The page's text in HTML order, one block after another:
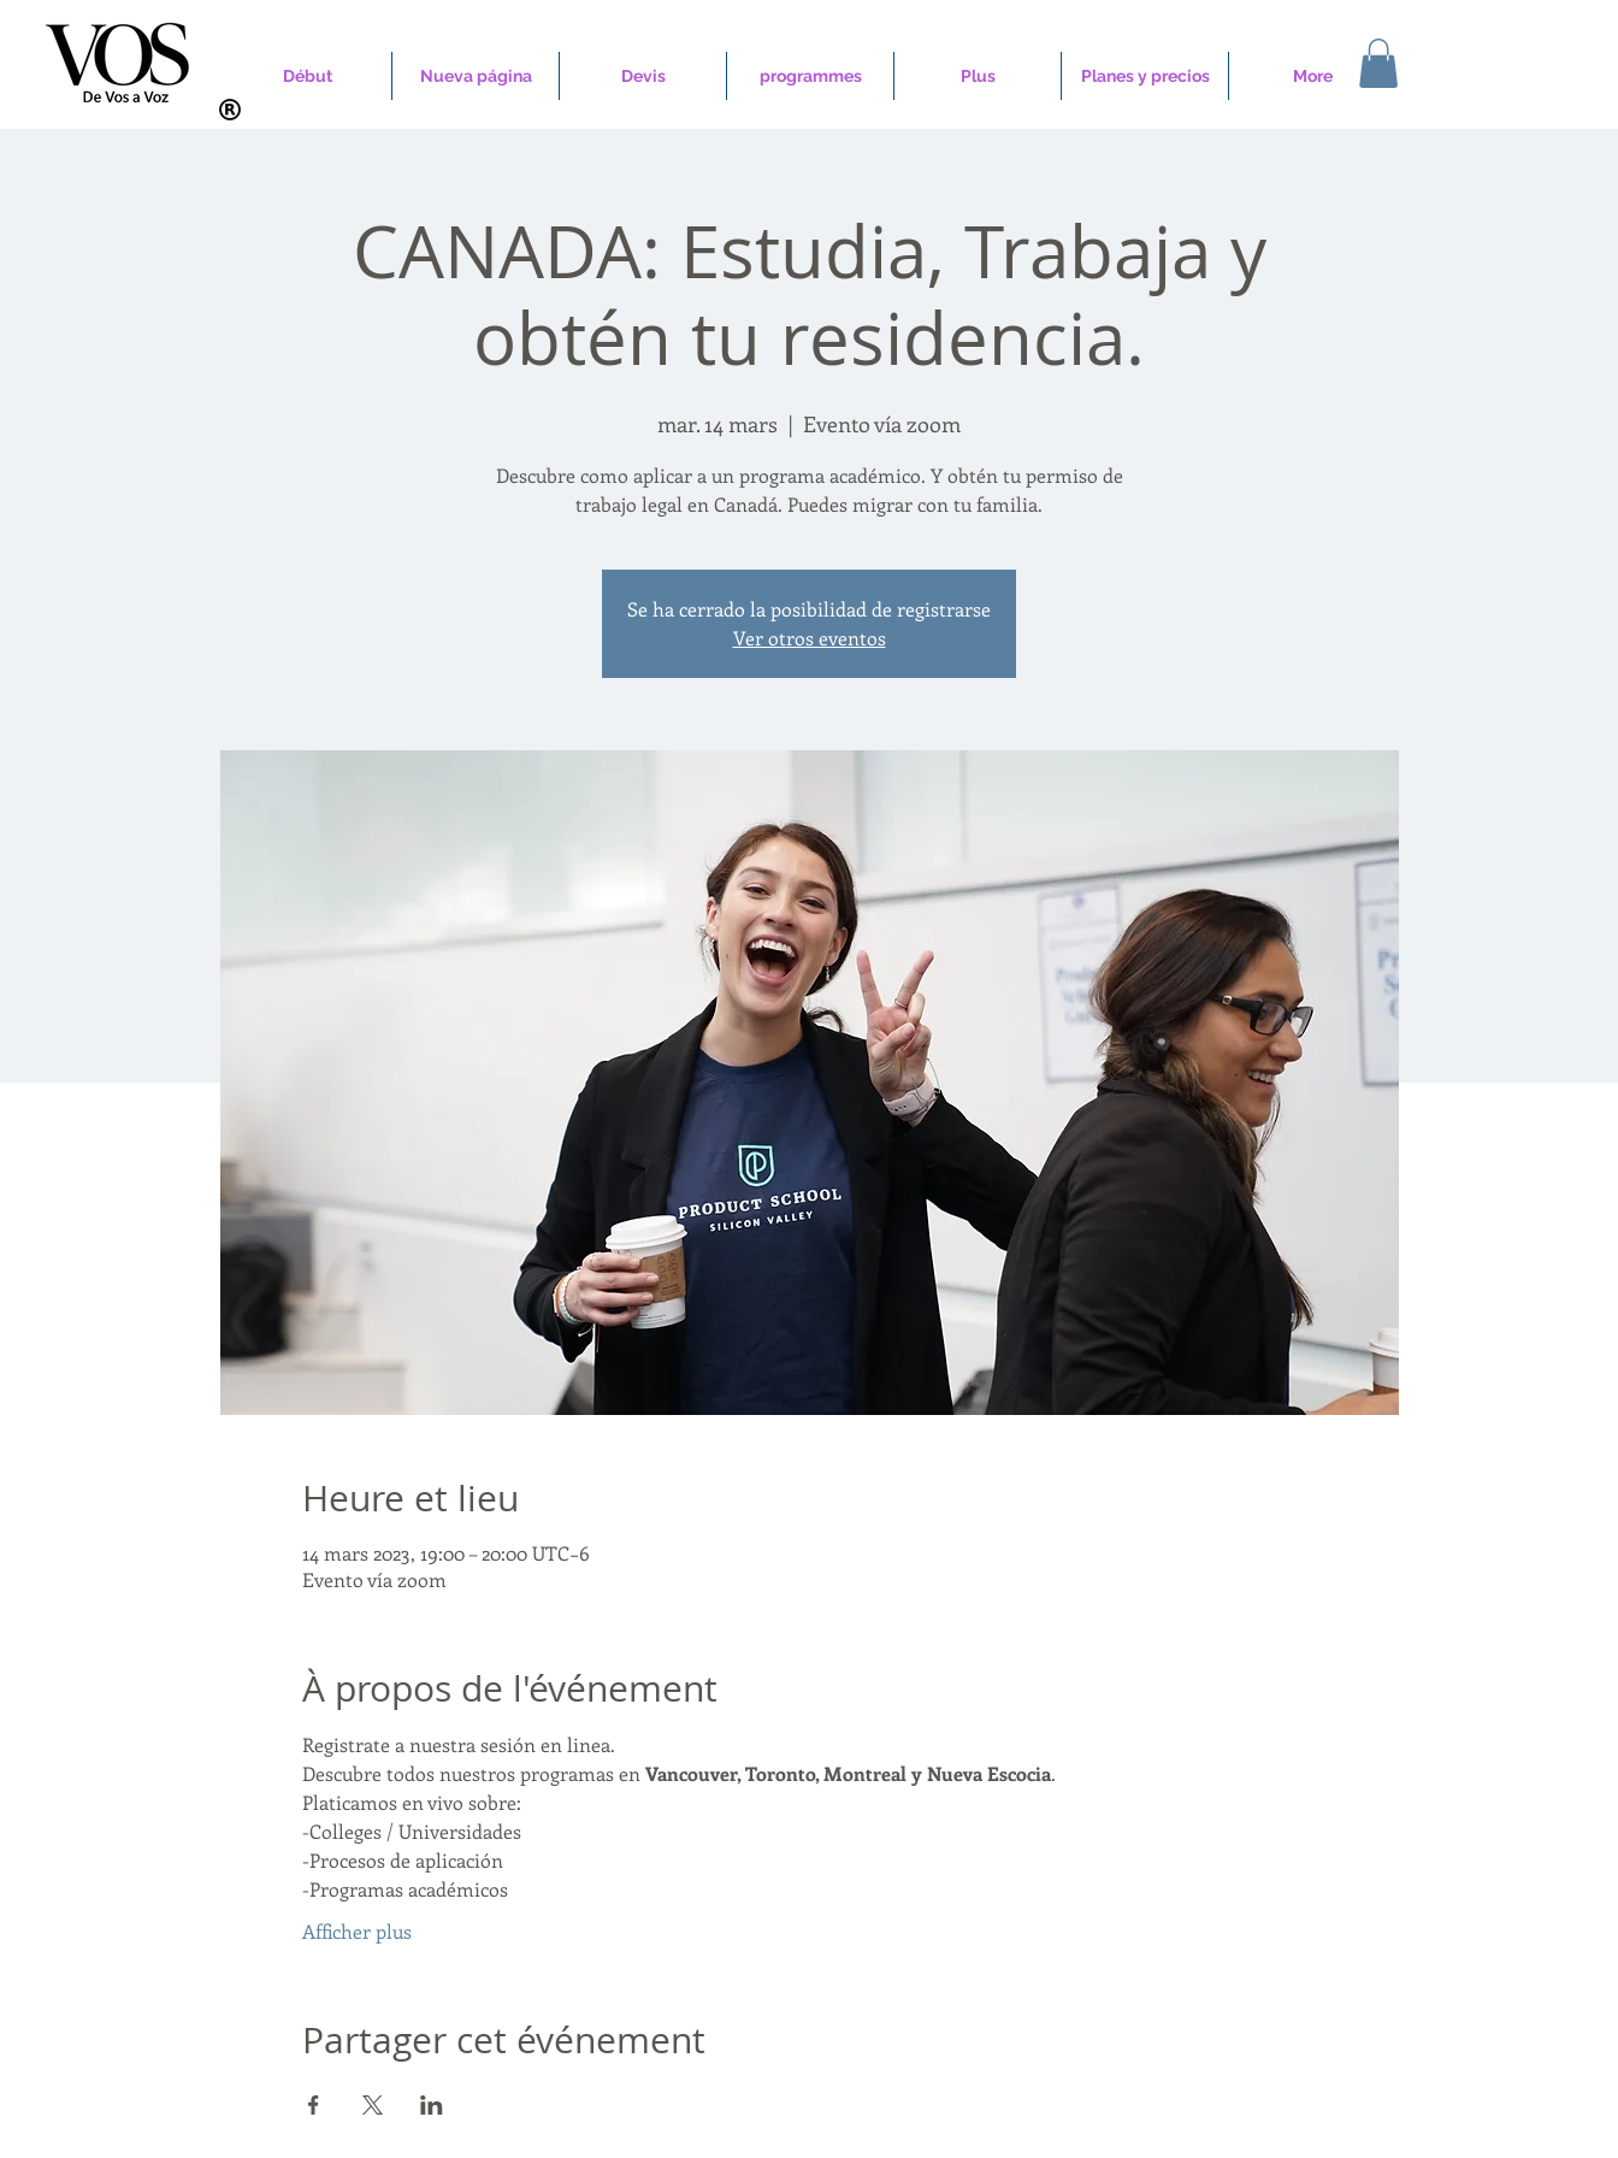
Début Nueva página Devis programmes Plus Planes y precios More
CANADA: Estudia, Trabaja y
obtén tu residencia.
mar. 14 mars
  |
Evento vía zoom
Descubre como aplicar a un programa académico. Y obtén tu permiso de
trabajo legal en Canadá. Puedes migrar con tu familia.
Se ha cerrado la posibilidad de registrarse
Ver otros eventos
Heure et lieu
14 mars 2023, 19:00 – 20:00 UTC−6
Evento vía zoom
À propos de l'événement
Registrate a nuestra sesión en linea.
Descubre todos nuestros programas en Vancouver, Toronto, Montreal y Nueva Escocia.
Platicamos en vivo sobre:
-Colleges / Universidades
-Procesos de aplicación
-Programas académicos
Afficher plus
Partager cet événement